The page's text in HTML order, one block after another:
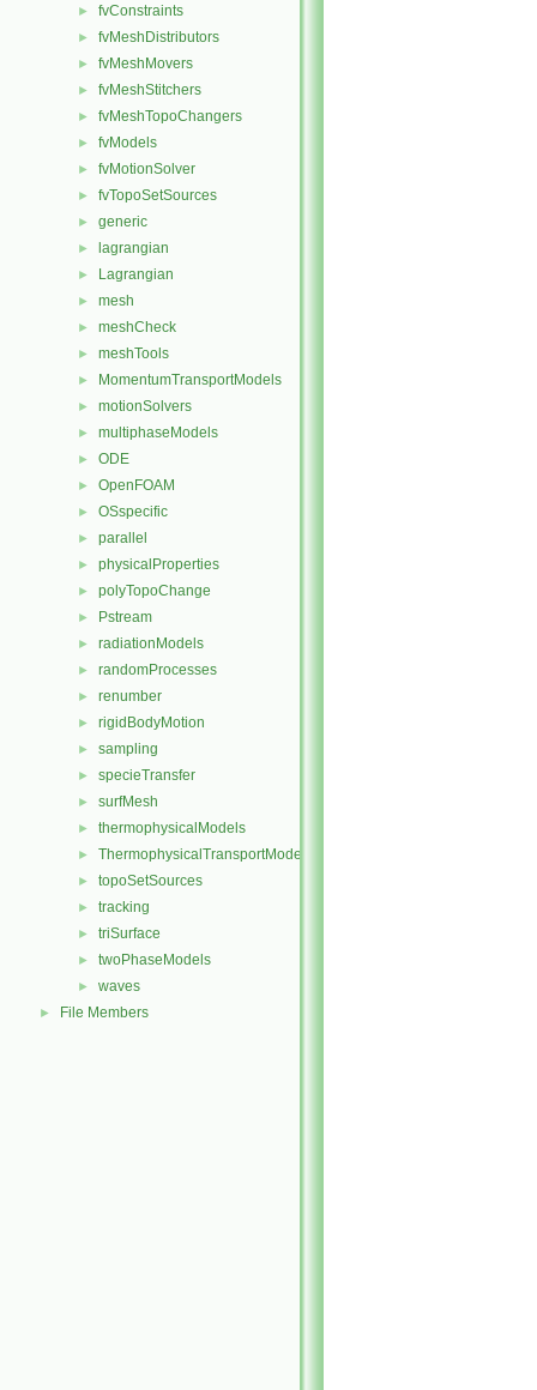
► fvConstraints
► fvMeshDistributors
► fvMeshMovers
► fvMeshStitchers
► fvMeshTopoChangers
► fvModels
► fvMotionSolver
► fvTopoSetSources
► generic
► lagrangian
► Lagrangian
► mesh
► meshCheck
► meshTools
► MomentumTransportModels
► motionSolvers
► multiphaseModels
► ODE
► OpenFOAM
► OSspecific
► parallel
► physicalProperties
► polyTopoChange
► Pstream
► radiationModels
► randomProcesses
► renumber
► rigidBodyMotion
► sampling
► specieTransfer
► surfMesh
► thermophysicalModels
► ThermophysicalTransportModels
► topoSetSources
► tracking
► triSurface
► twoPhaseModels
► waves
► File Members